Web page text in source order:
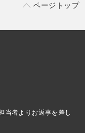
ページトップ
当者よりお返事を差し